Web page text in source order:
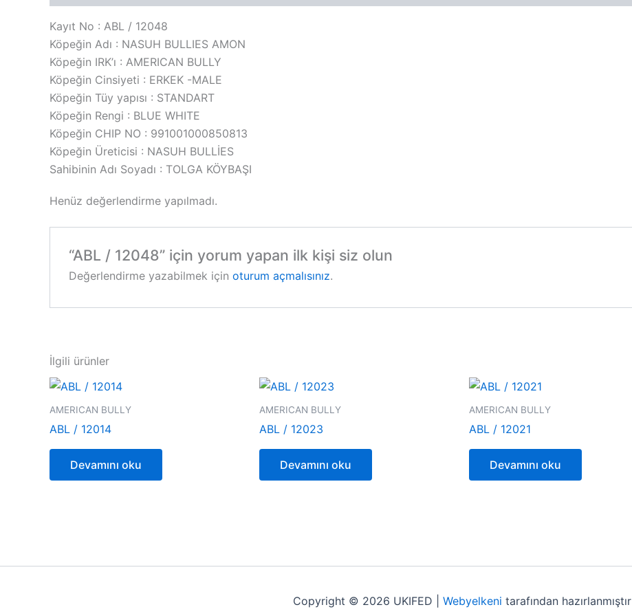
Kayıt No : ABL / 12048
Köpeğin Adı : NASUH BULLIES AMON
Köpeğin IRK’ı : AMERICAN BULLY
Köpeğin Cinsiyeti : ERKEK -MALE
Köpeğin Tüy yapısı : STANDART
Köpeğin Rengi : BLUE WHITE
Köpeğin CHIP NO : 991001000850813
Köpeğin Üreticisi : NASUH BULLİES
Sahibinin Adı Soyadı : TOLGA KÖYBAŞI
Henüz değerlendirme yapılmadı.
“ABL / 12048” için yorum yapan ilk kişi siz olun
Değerlendirme yazabilmek için oturum açmalısınız.
İlgili ürünler
AMERICAN BULLY
ABL / 12014
Devamını oku
AMERICAN BULLY
ABL / 12023
Devamını oku
AMERICAN BULLY
ABL / 12021
Devamını oku
Copyright © 2026 UKIFED | Webyelkeni tarafından hazırlanmıştır